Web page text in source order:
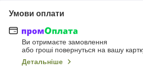
Умови оплати
Ви отримаєте замовлення
або гроші повернуться на вашу
Детальніше